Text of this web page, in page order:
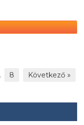
8 Következő »